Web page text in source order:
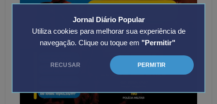
Jornal Diário Popular
Utiliza cookies para melhorar sua experiência de
navegação. Clique ou toque em "Permitir"
RECUSAR PERMITIR